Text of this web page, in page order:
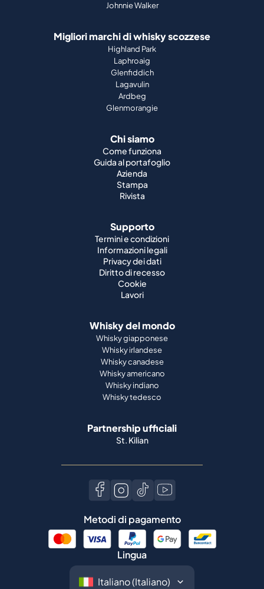
Johnnie Walker
Migliori marchi di whisky scozzese
Highland Park
Laphroaig
Glenfiddich
Lagavulin
Ardbeg
Glenmorangie
Chi siamo
Come funziona
Guida al portafoglio
Azienda
Stampa
Rivista
Supporto
Termini e condizioni
Informazioni legali
Privacy dei dati
Diritto di recesso
Cookie
Lavori
Whisky del mondo
Whisky giapponese
Whisky irlandese
Whisky canadese
Whisky americano
Whisky indiano
Whisky tedesco
Partnership ufficiali
St. Kilian
Metodi di pagamento
Lingua